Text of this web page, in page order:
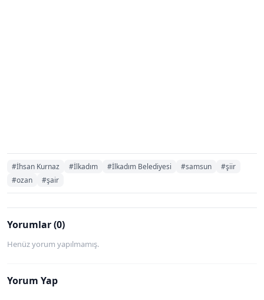
#İhsan Kurnaz #İlkadım #İlkadım Belediyesi #samsun
#şiir
#ozan
#şair
Yorumlar (0)
Henüz yorum yapılmamış.
Yorum Yap